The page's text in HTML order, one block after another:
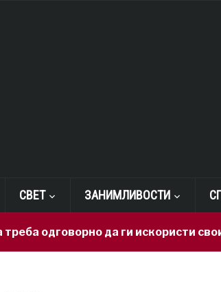
СВЕТ ЗАНИМЛИВОСТИ
одговорно да ги искористи